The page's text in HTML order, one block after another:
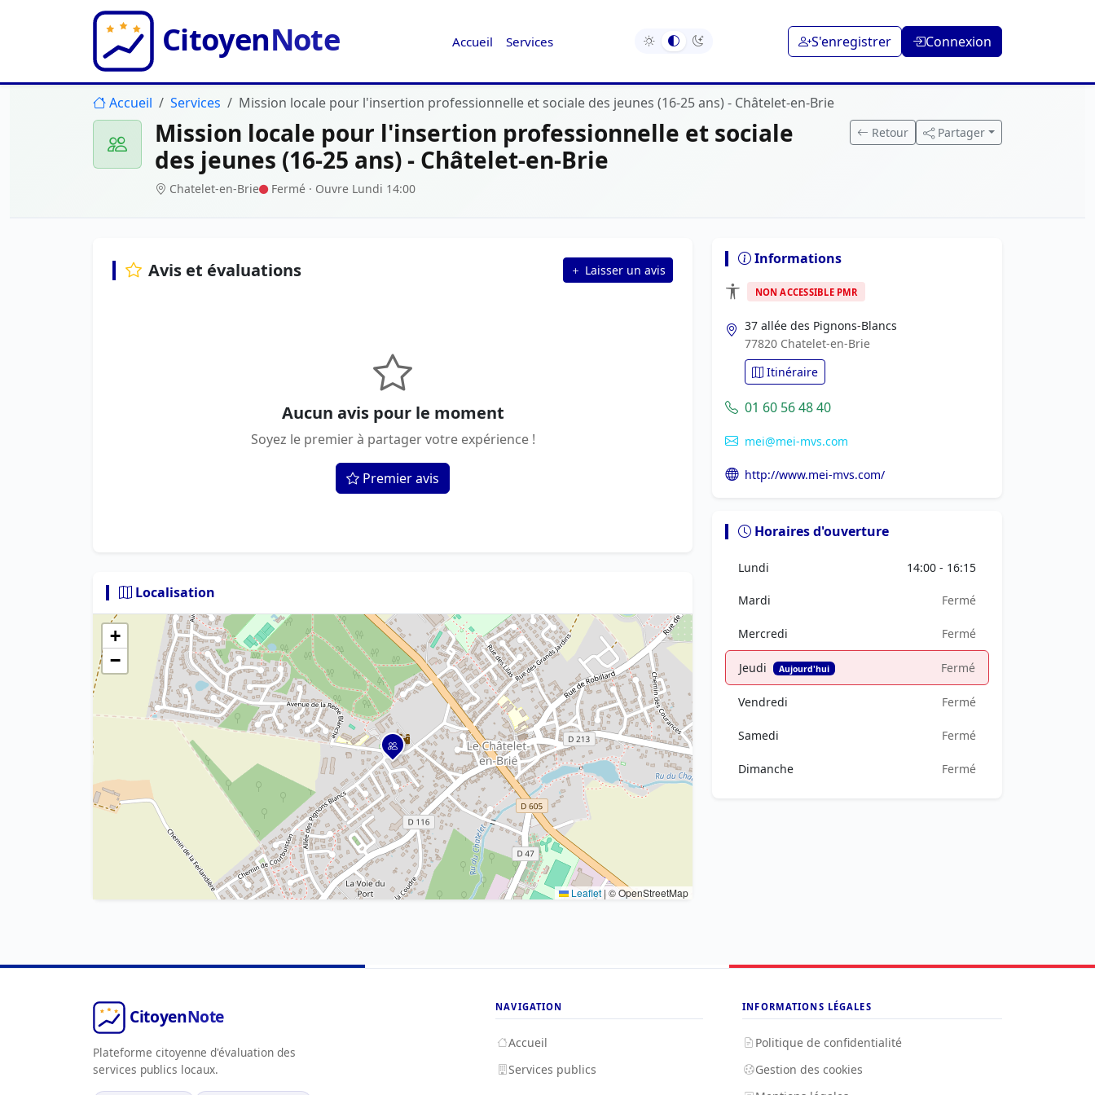
Accueil Services S'enregistrer Connexion
Accueil Services Mission locale pour l'insertion professionnelle et sociale des jeunes (16-25 ans) - Châtelet-en-Brie
Mission locale pour l'insertion professionnelle et sociale
des jeunes (16-25 ans) - Châtelet-en-Brie
Chatelet-en-Brie Fermé · Ouvre Lundi 14:00
Retour Partager
Avis et évaluations Laisser un avis
Aucun avis pour le moment
Soyez le premier à partager votre expérience !
Premier avis
Localisation
+
−
Leaflet | © OpenStreetMap
Informations
NON ACCESSIBLE PMR
37 allée des Pignons-Blancs
77820 Chatelet-en-Brie
Itinéraire
01 60 56 48 40
mei@mei-mvs.com
http://www.mei-mvs.com/
Horaires d'ouverture
Lundi 14:00 - 16:15
Mardi Fermé
Mercredi Fermé
Jeudi Aujourd'hui Fermé
Vendredi Fermé
Samedi Fermé
Dimanche Fermé
Plateforme citoyenne d'évaluation des
services publics locaux.
NAVIGATION
Accueil
Services publics
INFORMATIONS LÉGALES
Politique de confidentialité
Gestion des cookies